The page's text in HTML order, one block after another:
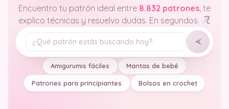
Encuentro tu patrón ideal entre 8.832 patrones , te
explico técnicas y resuelvo dudas. En segundos.
Tu pregunta
Amigurumis fáciles Mantas de bebé
Patrones para principiantes Bolsos en crochet